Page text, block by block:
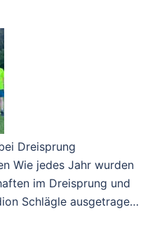
der Kassenprüfer
Wahl des
der Verwaltung
Dreisprung
Wie jedes Jahr wurden
im Dreisprung und
Schlägle ausgetragen.